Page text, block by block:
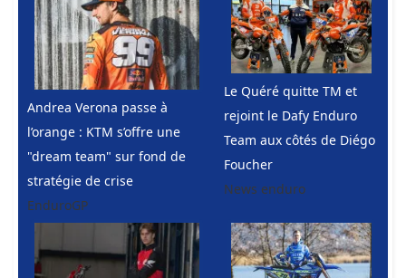
Andrea Verona passe à
l’orange : KTM s’offre une
"dream team" sur fond de
stratégie de crise
EnduroGP
Le Quéré quitte TM et
rejoint le Dafy Enduro
Team aux côtés de Diégo
Foucher
News enduro